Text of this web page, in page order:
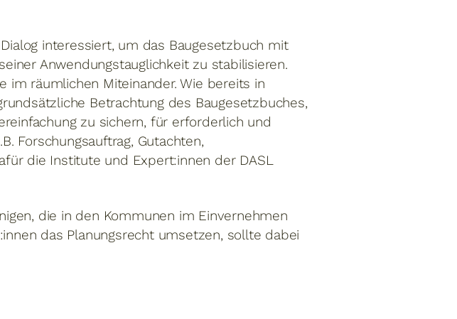
interessiert, um das Baugesetzbuch mit
Anwendungstauglichkeit zu stabilisieren.
im räumlichen Miteinander. Wie bereits in
Betrachtung des Baugesetzbuches,
zu sichern, für erforderlich und
Forschungsauftrag, Gutachten,
die Institute und Expert:innen der DASL
die in den Kommunen im Einvernehmen
das Planungsrecht umsetzen, sollte dabei